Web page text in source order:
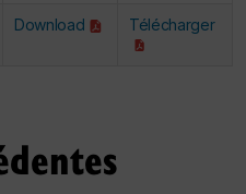
Download Télécharger